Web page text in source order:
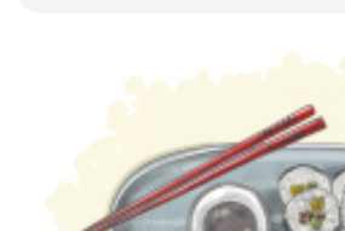
restaurant
εστιατόριο
customer[n]/ˈkʌstəmɚ/